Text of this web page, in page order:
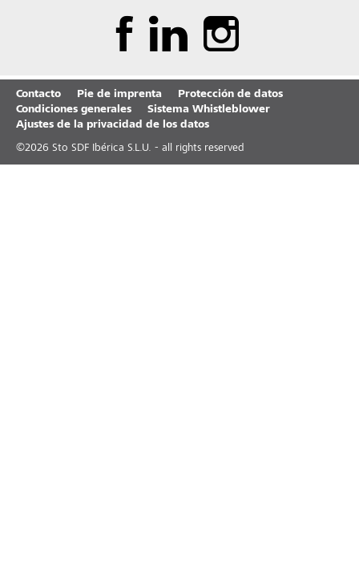
Contacto Pie de imprenta
Protección de datos
Condiciones generales
Sistema Whistleblower
Ajustes de la privacidad de los datos
©2026 Sto SDF Ibérica S.L.U. - all rights reserved